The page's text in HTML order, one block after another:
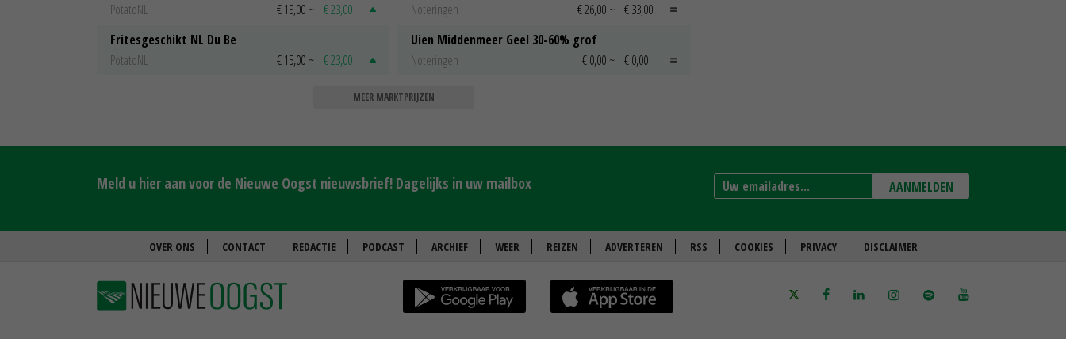
PotatoNL
€ 15,00 ~ € 23,00
Fritesgeschikt NL Du Be
PotatoNL
€ 15,00 ~ € 23,00
Noteringen
€ 26,00 ~ € 33,00
Uien Middenmeer Geel 30-60% grof
Noteringen
€ 0,00 ~ € 0,00
MEER MARKTPRIJZEN
Meld u hier aan voor de Nieuwe Oogst nieuwsbrief! Dagelijks in uw mailbox AANMELDEN
OVER ONS CONTACT REDACTIE PODCAST ARCHIEF WEER REIZEN ADVERTEREN RSS COOKIES PRIVACY DISCLAIMER